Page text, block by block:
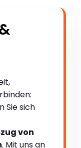
Sie sich
von
. Mit uns an